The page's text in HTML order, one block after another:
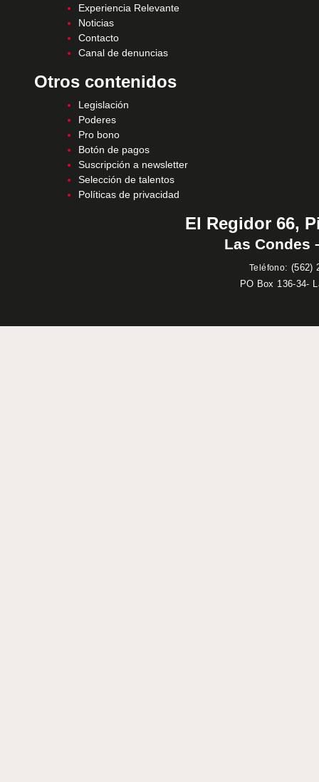
Experiencia Relevante
Noticias
Contacto
Canal de denuncias
Otros contenidos
Legislación
Poderes
Pro bono
Botón de pagos
Suscripción a newsletter
Selección de talentos
Políticas de privacidad
El Regidor 66,
Las Condes
Teléfono: (562)
PO Box 136-34-